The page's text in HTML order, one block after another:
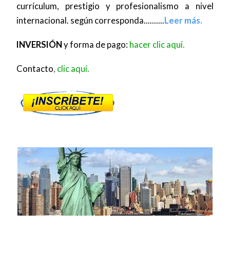
currículum, prestigio y profesionalismo a nivel
internacional. según corresponda..........Leer más.
INVERSIÓNy forma de pago: hacer clic aquí.
Contacto, clic aquí.